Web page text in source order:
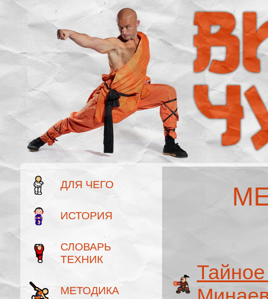
ДЛЯ ЧЕГО
ИСТОРИЯ
СЛОВАРЬ
ТЕХНИК
МЕТОДИКА